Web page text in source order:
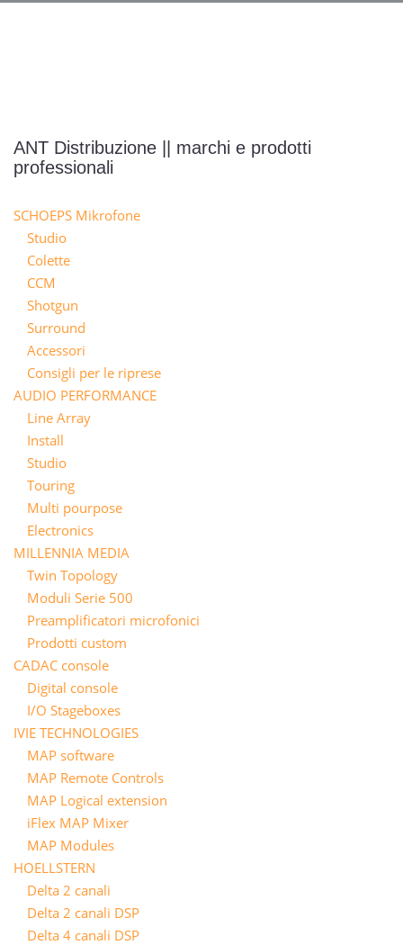
ANT Distribuzione || marchi e prodotti
professionali
SCHOEPS Mikrofone
Studio
Colette
CCM
Shotgun
Surround
Accessori
Consigli per le riprese
AUDIO PERFORMANCE
Line Array
Install
Studio
Touring
Multi pourpose
Electronics
MILLENNIA MEDIA
Twin Topology
Moduli Serie 500
Preamplificatori microfonici
Prodotti custom
CADAC console
Digital console
I/O Stageboxes
IVIE TECHNOLOGIES
MAP software
MAP Remote Controls
MAP Logical extension
iFlex MAP Mixer
MAP Modules
HOELLSTERN
Delta 2 canali
Delta 2 canali DSP
Delta 4 canali DSP